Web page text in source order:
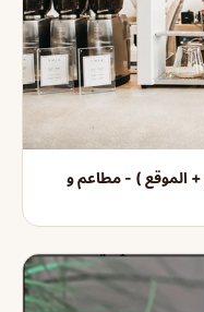
+ الموقع ) - مطاعم و